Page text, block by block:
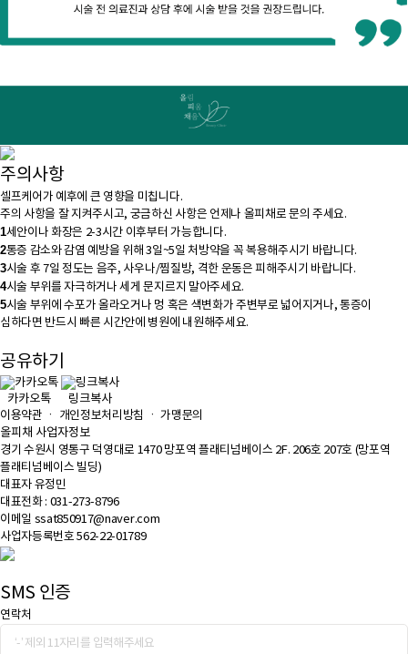
주의사항
셀프케어가 예후에 큰 영향을 미칩니다.
주의 사항을 잘 지켜주시고, 궁금하신 사항은 언제나 올피채로 문의 주세요.
1세안이나 화장은 2-3시간 이후부터 가능합니다.
2통증 감소와 감염 예방을 위해 3일~5일 처방약을 꼭 복용해주시기 바랍니다.
3시술 후 7일 정도는 음주, 사우나/찜질방, 격한 운동은 피해주시기 바랍니다.
4시술 부위를 자극하거나 세게 문지르지 말아주세요.
5시술 부위에 수포가 올라오거나 멍 혹은 색변화가 주변부로 넓어지거나, 통증이
심하다면 반드시 빠른 시간안에 병원에 내원해주세요.
공유하기
카카오톡 링크복사
이용약관 ㆍ 개인정보처리방침 ㆍ 가맹문의
올피채 사업자정보
경기 수원시 영통구 덕영대로 1470 망포역 플래티넘베이스 2F. 206호 207호 (망포역
플래티넘베이스 빌딩)
대표자 유정민
대표전화 : 031-273-8796
이메일 ssat850917@naver.com
사업자등록번호 562-22-01789
SMS 인증
연락처